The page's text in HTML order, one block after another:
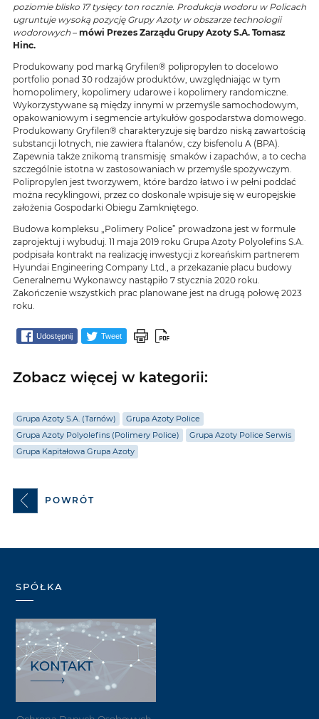
poziomie blisko 17 tysięcy ton rocznie. Produkcja wodoru w Policach
ugruntuje wysoką pozycję Grupy Azoty w obszarze technologii
wodorowych– mówi Prezes Zarządu Grupy Azoty S.A. Tomasz
Hinc.
Produkowany pod marką Gryfilen® polipropylen to docelowo
portfolio ponad 30 rodzajów produktów, uwzględniając w tym
homopolimery, kopolimery udarowe i kopolimery randomiczne.
Wykorzystywane są między innymi w przemyśle samochodowym,
opakowaniowym i segmencie artykułów gospodarstwa domowego.
Produkowany Gryfilen® charakteryzuje się bardzo niską zawartością
substancji lotnych, nie zawiera ftalanów, czy bisfenolu A (BPA).
Zapewnia także znikomą transmisję smaków i zapachów, a to cecha
szczególnie istotna w zastosowaniach w przemyśle spożywczym.
Polipropylen jest tworzywem, które bardzo łatwo i w pełni poddać
można recyklingowi, przez co doskonale wpisuje się w europejskie
założenia Gospodarki Obiegu Zamkniętego.
Budowa kompleksu „Polimery Police” prowadzona jest w formule
zaprojektuj i wybuduj. 11 maja 2019 roku Grupa Azoty Polyolefins S.A.
podpisała kontrakt na realizację inwestycji z koreańskim partnerem
Hyundai Engineering Company Ltd., a przekazanie placu budowy
Generalnemu Wykonawcy nastąpiło 7 stycznia 2020 roku.
Zakończenie wszystkich prac planowane jest na drugą połowę 2023
roku.
Udostępnij Tweet
Zobacz więcej w kategorii:
Grupa Azoty S.A. (Tarnów)
Grupa Azoty Police
Grupa Azoty Polyolefins (Polimery Police)
Grupa Azoty Police Serwis
Grupa Kapitałowa Grupa Azoty
POWRÓT
SPÓŁKA
KONTAKT